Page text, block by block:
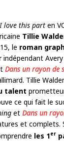
I love this part en
Tillie
le roman
indépendant
Dans un rayon de
Tillie
talent
ce qui fait le
et Dans un
et complets.
les 1er